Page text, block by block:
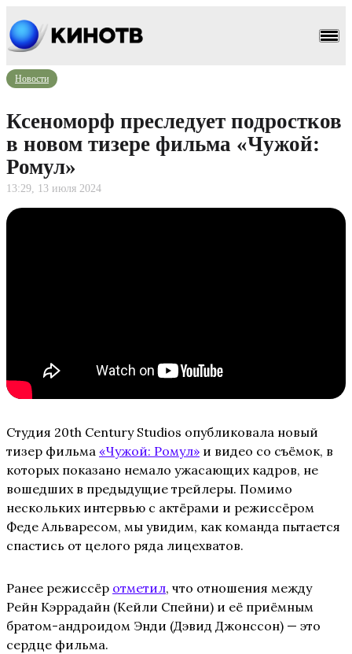
Новости
Ксеноморф преследует подростков
в новом тизере фильма «Чужой:
Ромул»
13:29, 13 июля 2024
Студия 20th Century Studios опубликовала новый
тизер фильма «Чужой: Ромул» и видео со съёмок, в
которых показано немало ужасающих кадров, не
вошедших в предыдущие трейлеры. Помимо
нескольких интервью с актёрами и режиссёром
Феде Альваресом, мы увидим, как команда пытается
спастись от целого ряда лицехватов.
Ранее режиссёр отметил, что отношения между
Рейн Кэррадайн (Кейли Спейни) и её приёмным
братом-андроидом Энди (Дэвид Джонссон) — это
сердце фильма.